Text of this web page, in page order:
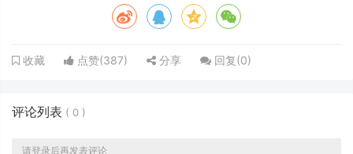
收藏 点赞(387) 分享 回复(0)
评论列表 ( 0 )